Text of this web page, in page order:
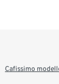
Cafissimo